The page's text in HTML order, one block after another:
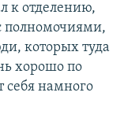
к отделению,
полномочиями,
которых туда
хорошо по
себя намного